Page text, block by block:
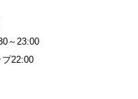
～23:00
22:00